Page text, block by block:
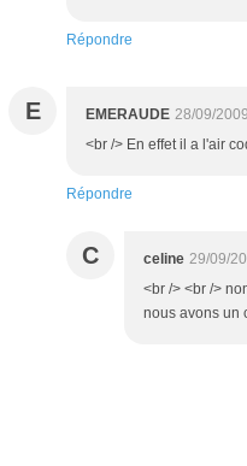
Répondre
E EMERAUDE 28/09/
<br /> En effet il a l'air
Répondre
C celine 29/09/
<br /> <br />
nous avons un